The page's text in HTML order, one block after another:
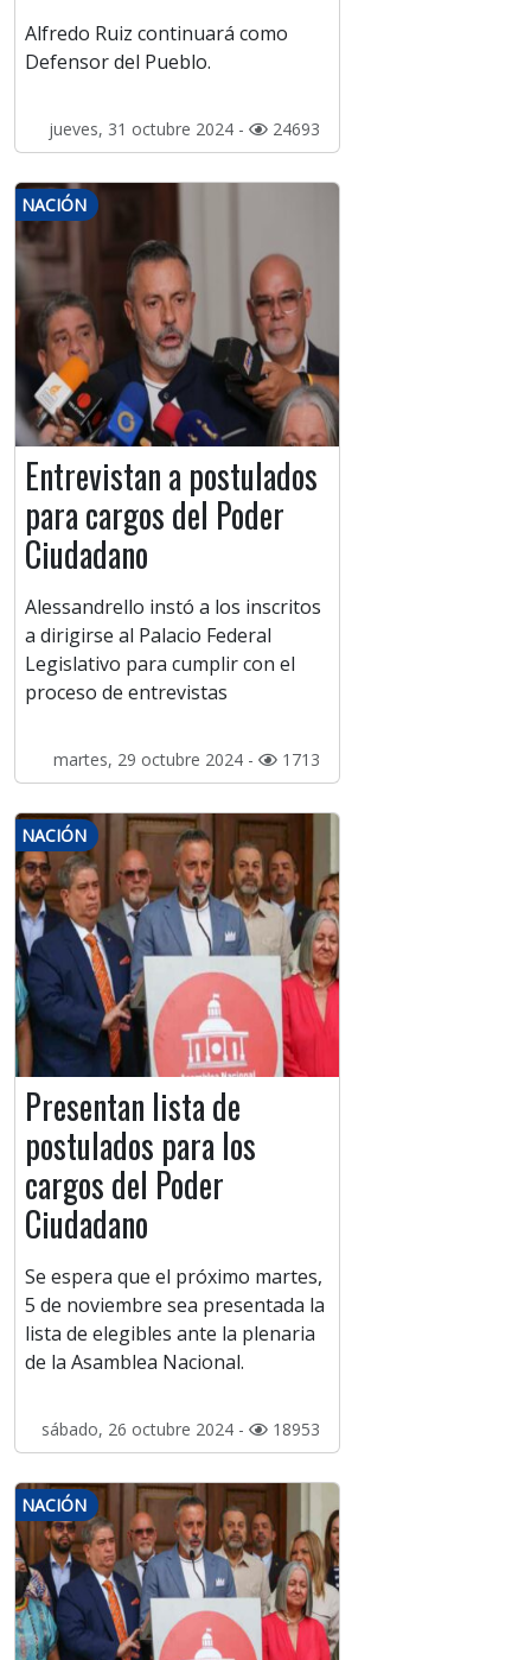
Alfredo Ruiz continuará como
Defensor del Pueblo.
jueves, 31 octubre 2024 - 24693
NACIÓN
Entrevistan a postulados
para cargos del Poder
Ciudadano
Alessandrello instó a los inscritos
a dirigirse al Palacio Federal
Legislativo para cumplir con el
proceso de entrevistas
martes, 29 octubre 2024 - 1713
NACIÓN
Presentan lista de
postulados para los
cargos del Poder
Ciudadano
Se espera que el próximo martes,
5 de noviembre sea presentada la
lista de elegibles ante la plenaria
de la Asamblea Nacional.
sábado, 26 octubre 2024 - 18953
NACIÓN